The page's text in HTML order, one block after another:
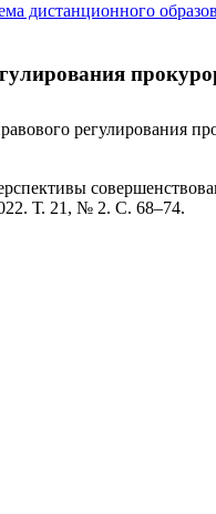
дистанционного
регулирования
Т. 21, № 2. С. 68–74.